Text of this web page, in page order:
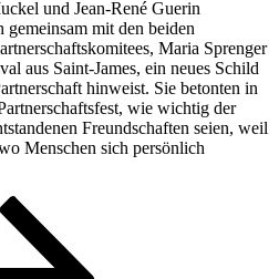
und Jean-René Guerin
gemeinsam mit den beiden
Maria Sprenger
aus Saint-James, ein neues Schild
hinweist. Sie betonten in
wie wichtig der
Freundschaften seien, weil
Menschen sich persönlich